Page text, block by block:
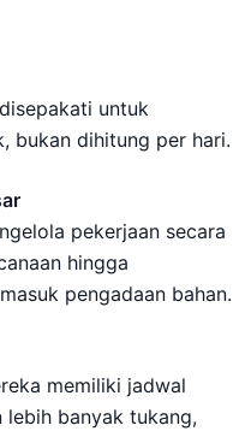
untuk
bukan dihitung per hari.
pekerjaan secara
hingga
pengadaan bahan.
memiliki jadwal
lebih banyak tukang,